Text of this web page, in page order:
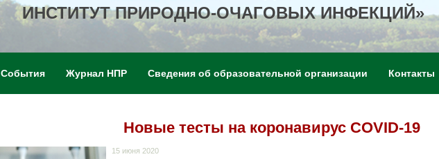
ИНСТИТУТ ПРИРОДНО-ОЧАГОВЫХ ИНФЕКЦИЙ»
События Журнал НПР Сведения об образовательной организации Контакты
Новые тесты на коронавирус COVID-19
15 июня 2020